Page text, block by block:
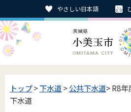
やさしい日本語
トップ>下水道>公共下水道> R8
下水道